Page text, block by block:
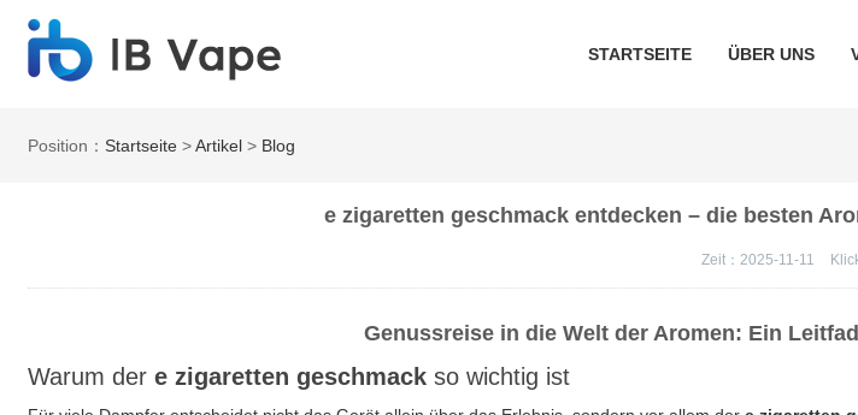
STARTSEITE ÜBER UNS
Position： Startseite >Artikel > Blog
e zigaretten geschmack entdecken – die besten
Zeit：2025-11-11
Genussreise in die Welt der Aromen: Ein
Warum dere zigaretten geschmack so wichtig ist